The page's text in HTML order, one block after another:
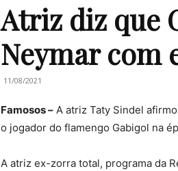
Atriz diz que
Neymar com
11/08/2021
Famosos – A atriz Taty Sindel
o jogador do flamengo Gabigol na
A atriz ex-zorra total, programa da